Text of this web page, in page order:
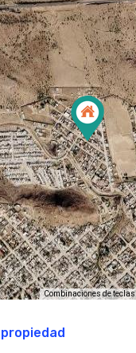
Combinaciones de teclas